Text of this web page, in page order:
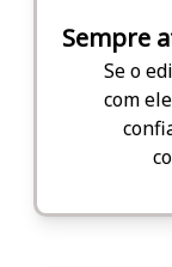
Sempre
Se o
com